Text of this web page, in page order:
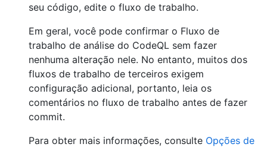
seu código, edite o fluxo de trabalho.
Em geral, você pode confirmar o Fluxo de
trabalho de análise do CodeQL sem fazer
nenhuma alteração nele. No entanto, muitos dos
fluxos de trabalho de terceiros exigem
configuração adicional, portanto, leia os
comentários no fluxo de trabalho antes de fazer
commit.
Para obter mais informações, consulte Opções de